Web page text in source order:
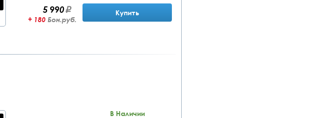
5 990
+ 180 Бон.руб.
Купить
В Наличии